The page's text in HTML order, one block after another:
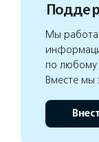
Мы
по любому
Вместе мы